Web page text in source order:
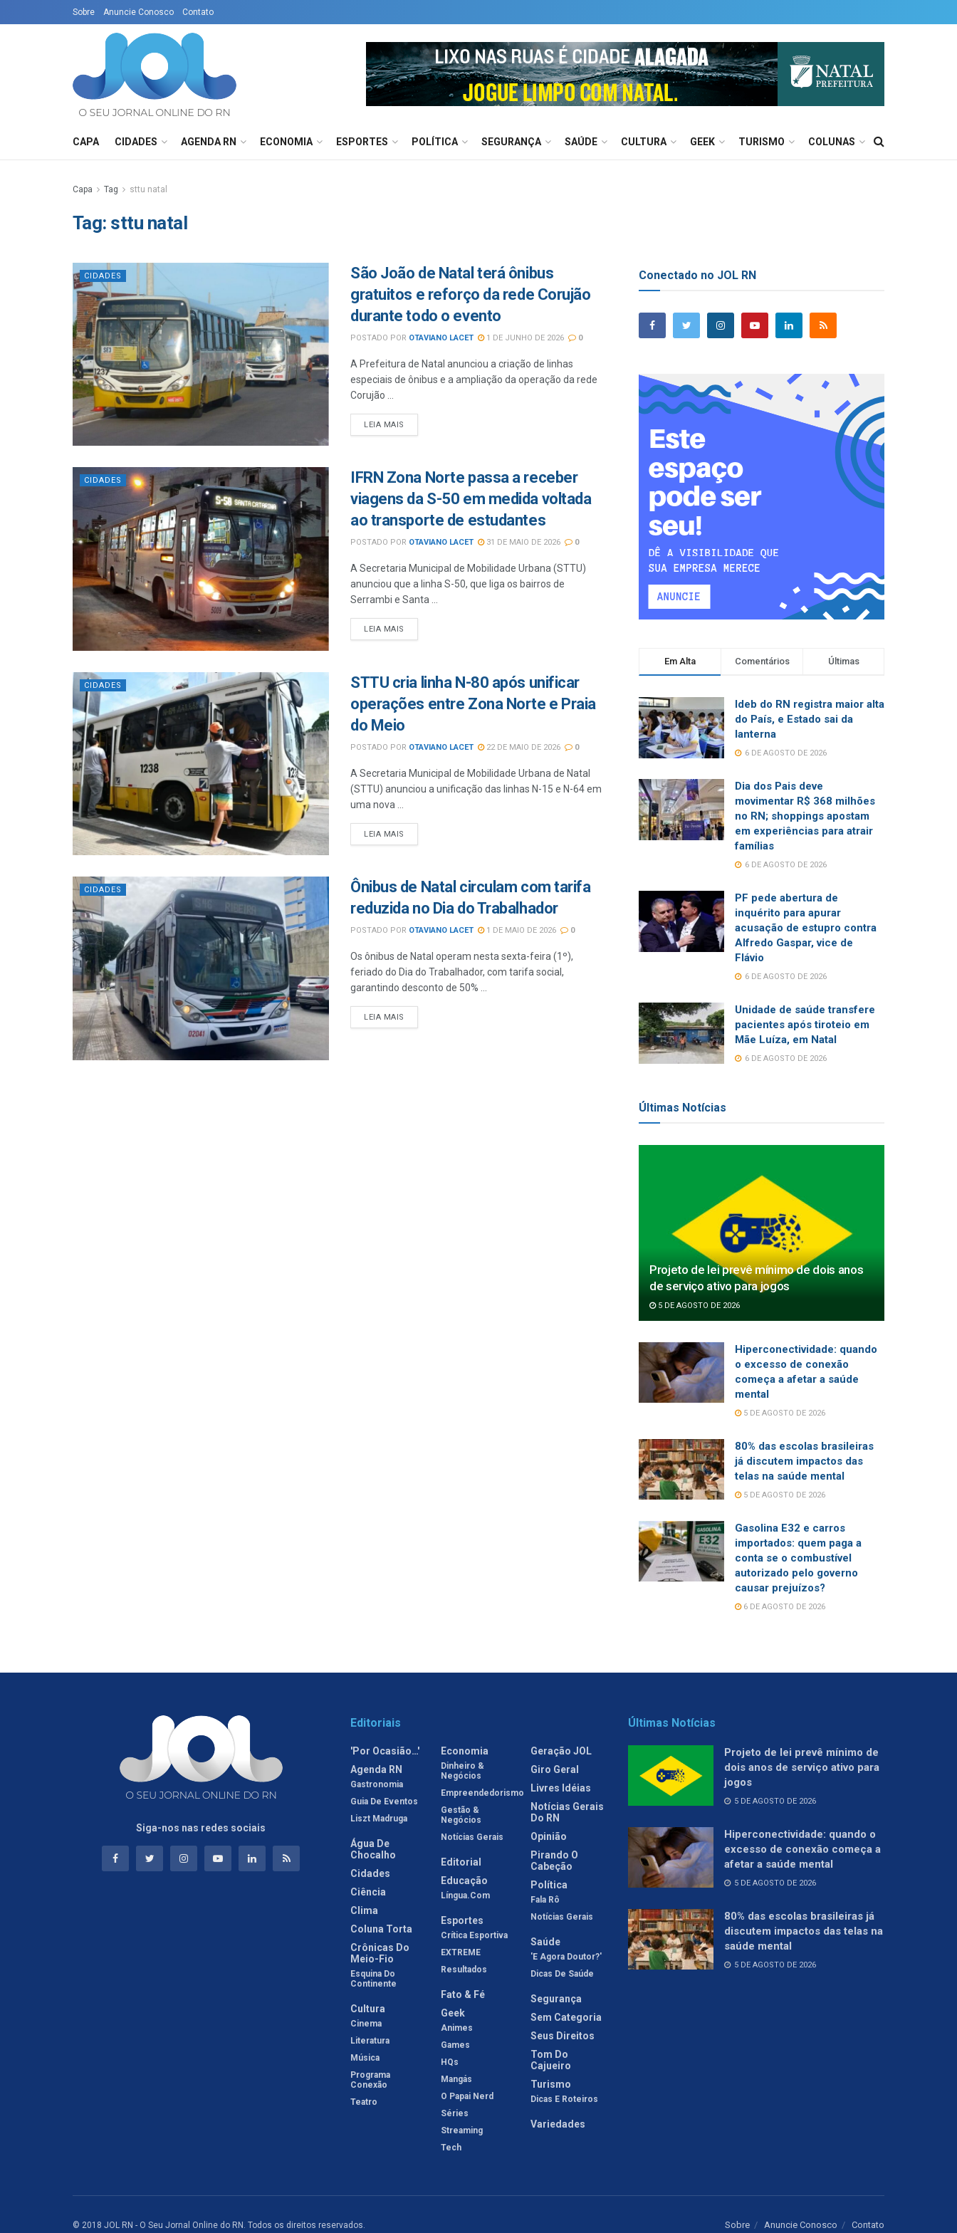
Sobre Anuncie Conosco Contato
CAPA CIDADES AGENDA RN ECONOMIA ESPORTES POLÍTICA SEGURANÇA SAÚDE CULTURA GEEK TURISMO COLUNAS
Capa Tag sttu natal
Tag: sttu natal
CIDADES
São João de Natal terá ônibus
gratuitos e reforço da rede Corujão
durante todo o evento
POSTADO POR OTAVIANO LACET 1 DE JUNHO DE 2026 0
A Prefeitura de Natal anunciou a criação de linhas
especiais de ônibus e a ampliação da operação da rede
Corujão ...
LEIA MAIS
CIDADES
IFRN Zona Norte passa a receber
viagens da S-50 em medida voltada
ao transporte de estudantes
POSTADO POR OTAVIANO LACET 31 DE MAIO DE 2026 0
A Secretaria Municipal de Mobilidade Urbana (STTU)
anunciou que a linha S-50, que liga os bairros de
Serrambi e Santa ...
LEIA MAIS
CIDADES
STTU cria linha N-80 após unificar
operações entre Zona Norte e Praia
do Meio
POSTADO POR OTAVIANO LACET 22 DE MAIO DE 2026 0
A Secretaria Municipal de Mobilidade Urbana de Natal
(STTU) anunciou a unificação das linhas N-15 e N-64 em
uma nova ...
LEIA MAIS
CIDADES
Ônibus de Natal circulam com tarifa
reduzida no Dia do Trabalhador
POSTADO POR OTAVIANO LACET 1 DE MAIO DE 2026 0
Os ônibus de Natal operam nesta sexta-feira (1º),
feriado do Dia do Trabalhador, com tarifa social,
garantindo desconto de 50% ...
LEIA MAIS
Conectado no JOL RN
Em Alta Comentários Últimas
Ideb do RN registra maior alta
do País, e Estado sai da
lanterna
6 DE AGOSTO DE 2026
Dia dos Pais deve
movimentar R$ 368 milhões
no RN; shoppings apostam
em experiências para atrair
famílias
6 DE AGOSTO DE 2026
PF pede abertura de
inquérito para apurar
acusação de estupro contra
Alfredo Gaspar, vice de
Flávio
6 DE AGOSTO DE 2026
Unidade de saúde transfere
pacientes após tiroteio em
Mãe Luíza, em Natal
6 DE AGOSTO DE 2026
Últimas Notícias
Projeto de lei prevê mínimo de dois anos
de serviço ativo para jogos
5 DE AGOSTO DE 2026
Hiperconectividade: quando
o excesso de conexão
começa a afetar a saúde
mental
5 DE AGOSTO DE 2026
80% das escolas brasileiras
já discutem impactos das
telas na saúde mental
5 DE AGOSTO DE 2026
Gasolina E32 e carros
importados: quem paga a
conta se o combustível
autorizado pelo governo
causar prejuízos?
6 DE AGOSTO DE 2026
Siga-nos nas redes sociais
Editoriais
'Por Ocasião…'
Agenda RN
Gastronomia
Guia De Eventos
Liszt Madruga
Água De
Chocalho
Cidades
Ciência
Clima
Coluna Torta
Crônicas Do
Meio-Fio
Esquina Do
Continente
Cultura
Cinema
Literatura
Música
Programa
Conexão
Teatro
Economia
Dinheiro &
Negócios
Empreendedorismo
Gestão &
Negócios
Notícias Gerais
Editorial
Educação
Língua.com
Esportes
Crítica Esportiva
EXTREME
Resultados
Fato & Fé
Geek
Animes
Games
HQs
Mangás
O Papai Nerd
Séries
Streaming
Tech
Geração JOL
Giro Geral
Livres Idéias
Notícias Gerais
Do RN
Opinião
Pirando O
Cabeção
Política
Fala Rô
Notícias Gerais
Saúde
'E Agora Doutor?'
Dicas De Saúde
Segurança
Sem Categoria
Seus Direitos
Tom Do
Cajueiro
Turismo
Dicas E Roteiros
Variedades
Últimas Notícias
Projeto de lei prevê mínimo de
dois anos de serviço ativo para
jogos
5 DE AGOSTO DE 2026
Hiperconectividade: quando o
excesso de conexão começa a
afetar a saúde mental
5 DE AGOSTO DE 2026
80% das escolas brasileiras já
discutem impactos das telas na
saúde mental
5 DE AGOSTO DE 2026
Sobre Anuncie Conosco Contato
© 2018 JOL RN - O Seu Jornal Online do RN. Todos os direitos reservados.